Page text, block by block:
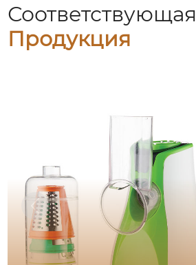
Соответствующая
Продукция